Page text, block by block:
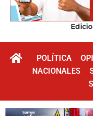
POLÍTICA
NACIONALES